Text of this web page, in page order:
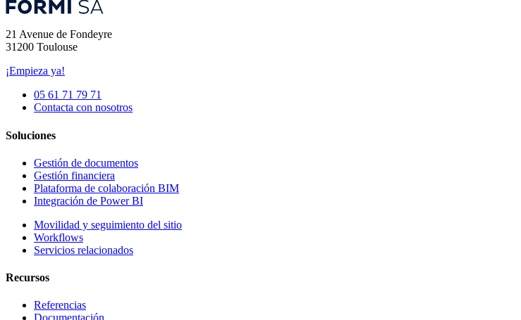
21 Avenue de Fondeyre
31200 Toulouse
¡Empieza ya!
05 61 71 79 71
Contacta con nosotros
Soluciones
Gestión de documentos
Gestión financiera
Plataforma de colaboración BIM
Integración de Power BI
Movilidad y seguimiento del sitio
Workflows
Servicios relacionados
Recursos
Referencias